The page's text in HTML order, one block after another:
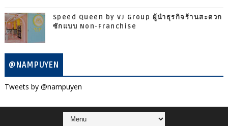
Speed Queen by VJ Group ผู้นำธุรกิจร้านสะดวก
ซักแบบ Non-Franchise
@NAMPUYEN
Tweets by @nampuyen